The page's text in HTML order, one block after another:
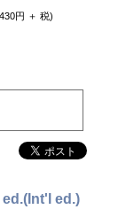
円 ＋ 税)
ed.)